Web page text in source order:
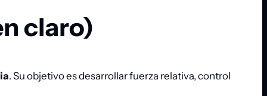
claro)
. Su objetivo es desarrollar fuerza relativa, control